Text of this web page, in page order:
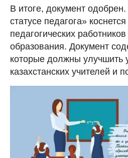
В итоге, документ
статусе педагога»
педагогических
образования. Документ
которые должны улучшить
казахстанских учителей и